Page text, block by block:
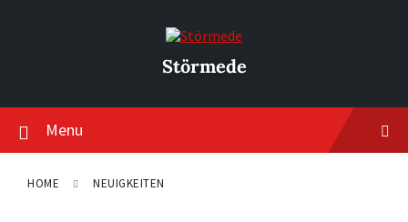
Störmede
Menu
HOME NEUIGKEITEN